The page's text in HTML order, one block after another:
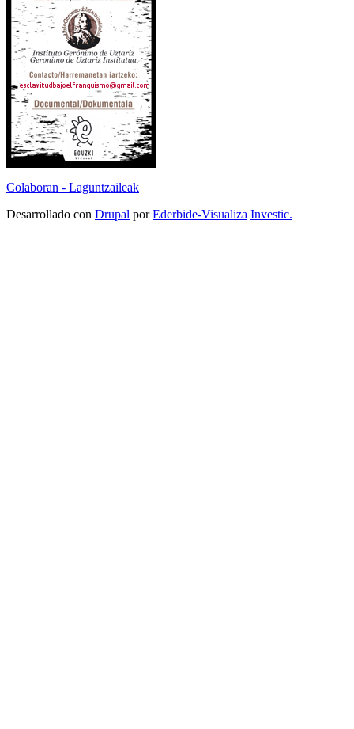
Colaboran - Laguntzaileak
Desarrollado con Drupal porEderbide-Visualiza Investic.